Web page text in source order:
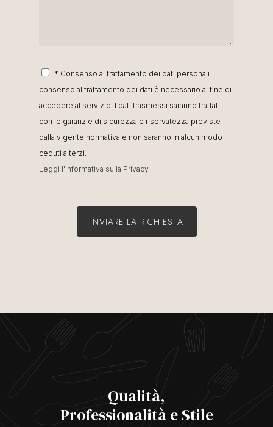
* Consenso al trattamento dei dati personali. Il
consenso al trattamento dei dati è necessario al fine di
accedere al servizio. I dati trasmessi saranno trattati
con le garanzie di sicurezza e riservatezza previste
dalla vigente normativa e non saranno in alcun modo
ceduti a terzi.
Leggi l'Informativa sulla Privacy
Qualità,
Professionalità e Stile